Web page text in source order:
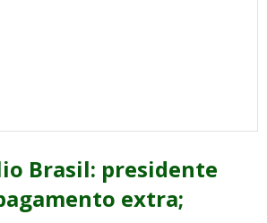
Brasil: presidente
extra;